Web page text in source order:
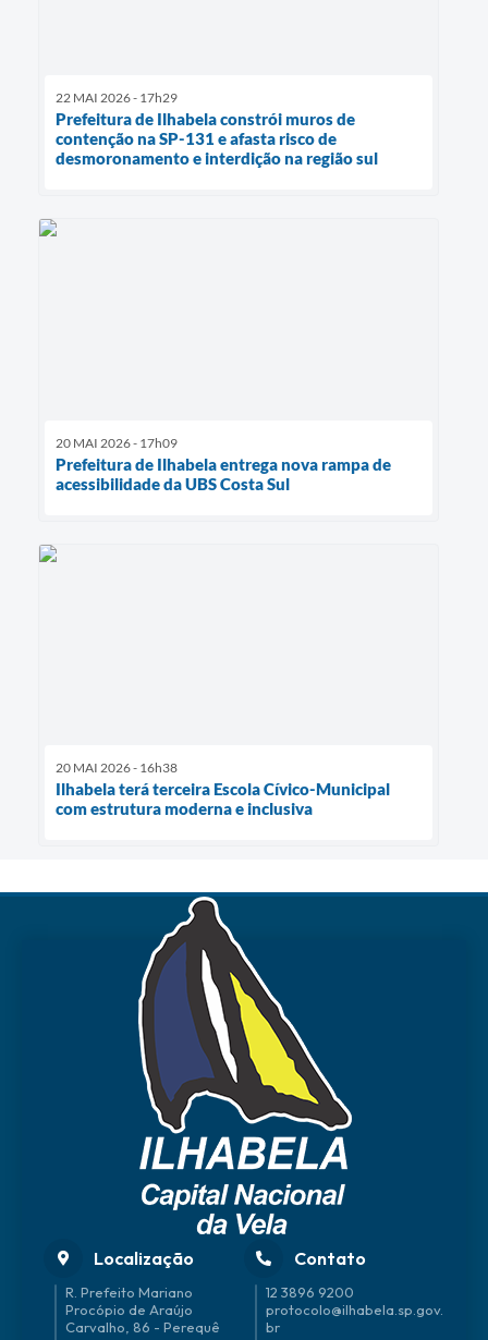
22 MAI 2026 - 17h29
Prefeitura de Ilhabela constrói muros de
contenção na SP-131 e afasta risco de
desmoronamento e interdição na região sul
20 MAI 2026 - 17h09
Prefeitura de Ilhabela entrega nova rampa de
acessibilidade da UBS Costa Sul
20 MAI 2026 - 16h38
Ilhabela terá terceira Escola Cívico-Municipal
com estrutura moderna e inclusiva
Localização
R. Prefeito Mariano
Procópio de Araújo
Carvalho, 86 - Perequê
Contato
12 3896 9200
protocolo@ilhabela.sp.gov.
br